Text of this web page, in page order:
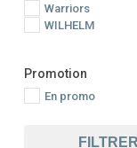
Warriors
WILHELM
Promotion
En promo
FILTRER